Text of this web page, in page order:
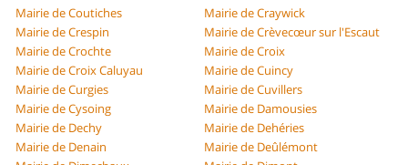
Mairie de Coutiches
Mairie de Craywick
Mairie de Crespin
Mairie de Crèvecœur sur l'Escaut
Mairie de Crochte
Mairie de Croix
Mairie de Croix Caluyau
Mairie de Cuincy
Mairie de Curgies
Mairie de Cuvillers
Mairie de Cysoing
Mairie de Damousies
Mairie de Dechy
Mairie de Dehéries
Mairie de Denain
Mairie de Deûlémont